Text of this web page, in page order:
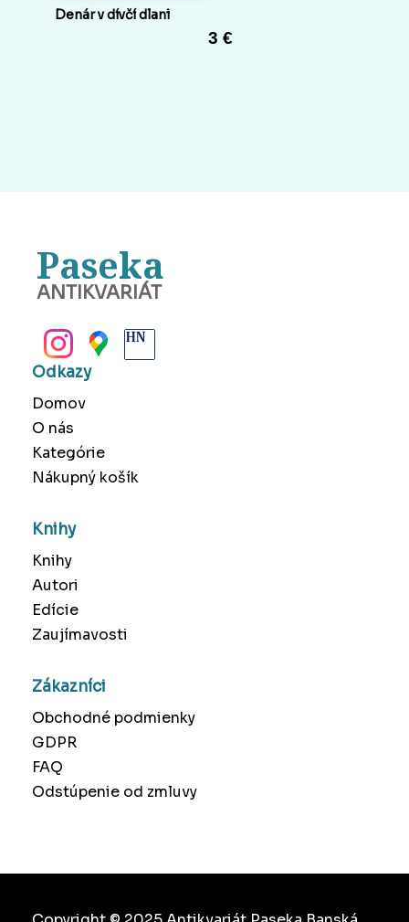
Denár v dívčí dlani
3 €
Paseka
ANTIKVARIÁT
Odkazy
Domov
O nás
Kategórie
Nákupný košík
Knihy
Knihy
Autori
Edície
Zaujímavosti
Zákazníci
Obchodné podmienky
GDPR
FAQ
Odstúpenie od zmluvy